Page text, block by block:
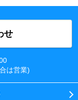
せ
は営業)